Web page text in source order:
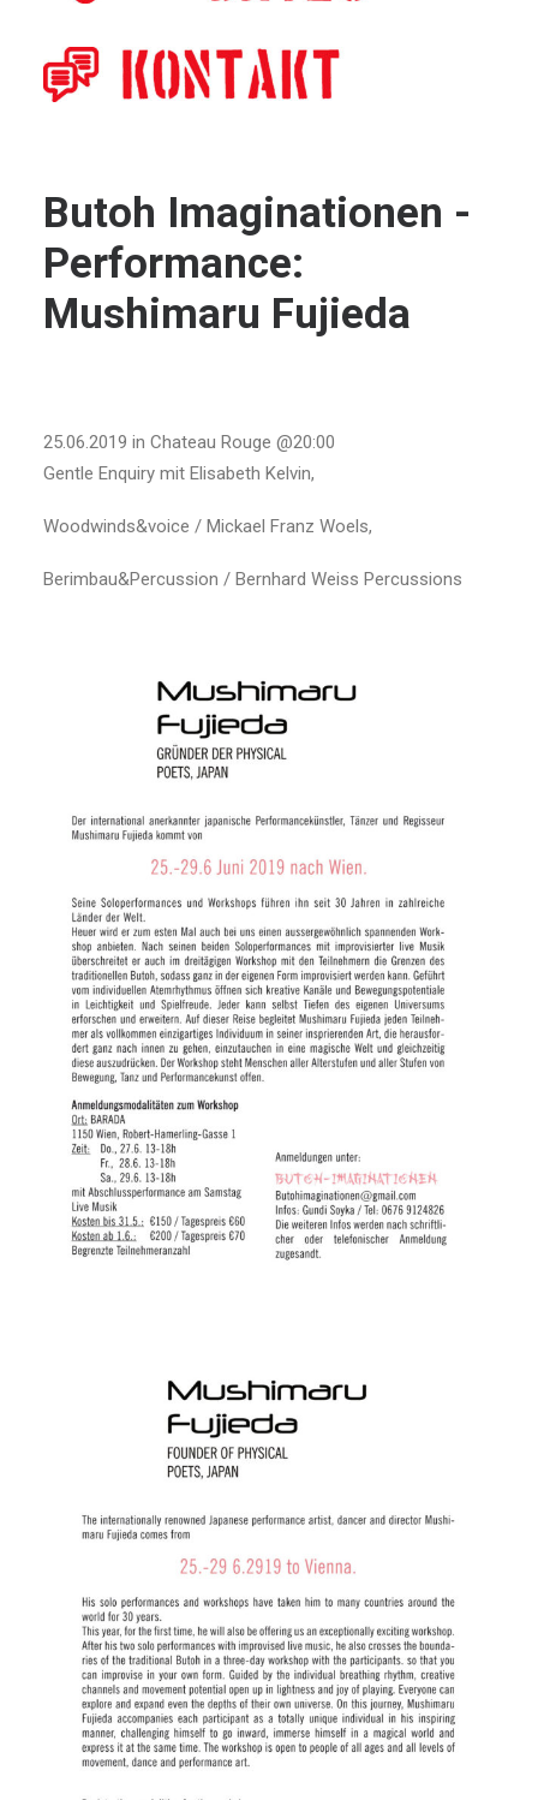
Butoh Imaginationen -
Performance:
Mushimaru Fujieda
25.06.2019 in Chateau Rouge @20:00
Gentle Enquiry mit Elisabeth Kelvin,
Woodwinds&voice / Mickael Franz Woels,
Berimbau&Percussion / Bernhard Weiss Percussions